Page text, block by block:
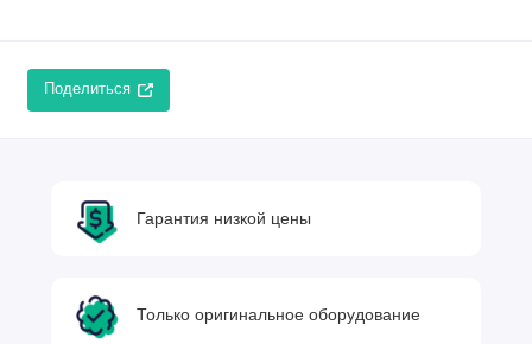
Поделиться
Гарантия низкой цены
Только оригинальное оборудование